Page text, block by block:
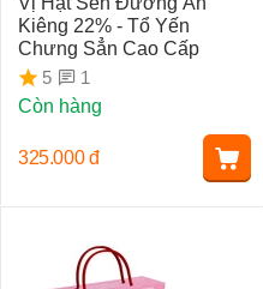
Kiêng 22% - Tổ Yến
Chưng Sẳn Cao Cấp
5
1
Còn hàng
325.000 đ